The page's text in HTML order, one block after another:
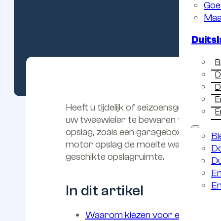
Heeft u tijdelijk of
uw tweewieler te bewaren tijdens de
opslag, zoals een garagebox of
motor opslag de moeite waard is,
geschikte opslagruimte.
In dit artikel
Waarom kiezen voor een motor